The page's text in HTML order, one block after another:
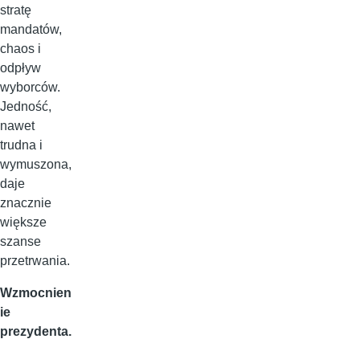
stratę
mandatów,
chaos i
odpływ
wyborców.
Jedność,
nawet
trudna i
wymuszona,
daje
znacznie
większe
szanse
przetrwania.
Wzmocnien
ie
prezydenta.